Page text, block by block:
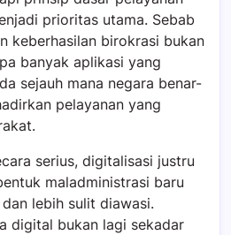
prioritas utama. Sebab
keberhasilan birokrasi bukan
banyak aplikasi yang
sejauh mana negara benar-
pelayanan yang
serius, digitalisasi justru
maladministrasi baru
lebih sulit diawasi.
digital bukan lagi sekadar